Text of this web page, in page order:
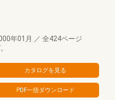
年01月 ／ 全424ページ